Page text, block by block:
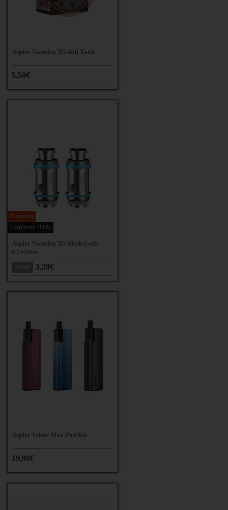
Aspire Nautilus XS 4ml Tank
5,50€
Aspire Nautilus XS Mesh Coils
0.7oHms
3,20€
Έκπτωση
Γλιτώνετε: 8.6%
Aspire Vilter Max Pod Kit
19,90€